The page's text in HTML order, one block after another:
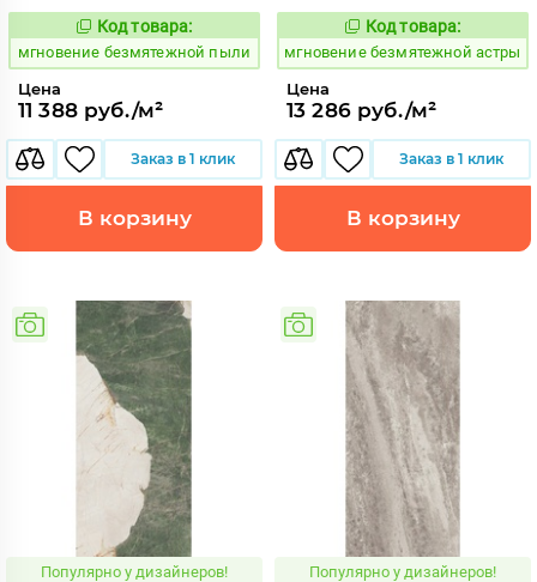
938076
Код товара:
мгновение безмятежной пыли
Цена
11 388 руб./м²
Заказ в 1 клик
В корзину
938081
Код товара:
мгновение безмятежной астры
Цена
13 286 руб./м²
Заказ в 1 клик
В корзину
Популярно у дизайнеров! Популярно у дизайнеров!